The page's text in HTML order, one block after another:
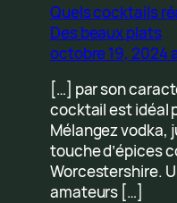
Quels cocktails
Des beaux plats
octobre 19, 2024
[…] par son
cocktail est idéal
Mélangez vodka,
touche d’épices
Worcestershire.
amateurs […]